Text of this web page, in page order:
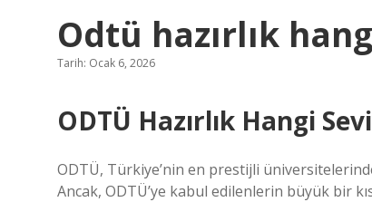
Odtü hazırlık
Tarih: Ocak 6, 2026
ODTÜ Hazırlık Hangi
ODTÜ, Türkiye’nin en prestijli
Ancak, ODTÜ’ye kabul edilenlerin büyük bir